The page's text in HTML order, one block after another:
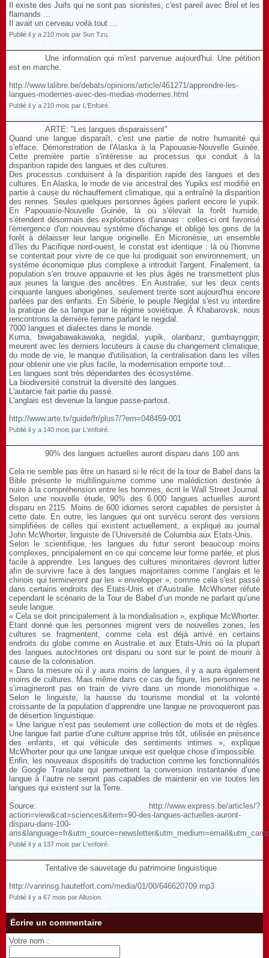
Il existe des Juifs qui ne sont pas sionistes, c'est pareil avec Brel et les
flamands ...
Il avait un cerveau voilà tout ...
Publié il y a 210 mois par Sun Tzu.
Une information qui m'est parvenue aujourd'hui. Une pétition
est en marche.
http://www.lalibre.be/debats/opinions/article/461271/apprendre-les-
langues-modernes-avec-des-medias-modernes.html
Publié il y a 210 mois par L'Enfoiré.
ARTE: "Les langues disparaissent"
Quand une langue disparaît, c'est une partie de notre humanité qui
s'efface. Démonstration de l'Alaska à la Papouasie-Nouvelle Guinée.
Cette première partie s'intéresse au processus qui conduit à la
disparition rapide des langues et des cultures.
Des processus conduisent à la disparition rapide des langues et des
cultures. En Alaska, le mode de vie ancestral des Yupiks est modifié en
partie à cause du réchauffement climatique, qui a entraîné la disparition
des rennes. Seules quelques personnes âgées parlent encore le yupik.
En Papouasie-Nouvelle Guinée, là où s'élevait la forêt humide,
s'étendent désormais des exploitations d'ananas : celles-ci ont favorisé
l'émergence d'un nouveau système d'échange et obligé les gens de la
forêt à délaisser leur langue originelle. En Micronésie, un ensemble
d’îles du Pacifique nord-ouest, le constat est identique : là où l'homme
se contentait pour vivre de ce que lui prodiguait son environnement, un
système économique plus complexe a introduit l'argent. Finalement, la
population s'en trouve appauvrie et les plus âgés ne transmettent plus
aux jeunes la langue des ancêtres. En Australie, sur les deux cents
cinquante langues aborigènes, seulement trente sont aujourd'hui encore
parlées par des enfants. En Sibérie, le peuple Negidal s'est vu interdire
la pratique de sa langue par le régime soviétique. À Khabarovsk, nous
rencontrons la dernière femme parlant le negidal.
7000 langues et dialectes dans le monde.
Kuma, biwigabawakawaka, negidal, yupik, olanbanz, gumbaynggirr,
meurent avec les derniers locuteurs à cause du changement climatique,
du mode de vie, le manque d'utilisation, la centralisation dans les villes
pour obtenir une vie plus facile, la modernisation emporte tout...
Les langues sont très dépendantes des écosystème.
La biodiversité construit la diversité des langues.
L'autarcie fait partie du passé.
L'anglais est devenue la langue passe-partout.
http://www.arte.tv/guide/fr/plus7/?em=048459-001
Publié il y a 140 mois par L'enfoiré.
90% des langues actuelles auront disparu dans 100 ans
Cela ne semble pas être un hasard si le récit de la tour de Babel dans la
Bible présente le multilinguisme comme une malédiction destinée à
nuire à la compréhension entre les hommes, écrit le Wall Street Journal.
Selon une nouvelle étude, 90% des 6.000 langues actuelles auront
disparu en 2115. Moins de 600 idiomes seront capables de persister à
cette date. En outre, les langues qui ont survécu seront des versions
simplifiées de celles qui existent actuellement, a expliqué au journal
John McWhorter, linguiste de l’Université de Columbia aux Etats-Unis.
Selon le scientifique, les langues du futur seront beaucoup moins
complexes, principalement en ce qui concerne leur forme parlée, et plus
facile à apprendre. Les langues des cultures minoritaires devront lutter
afin de survivre face à des langues majoritaires comme l’anglais et le
chinois qui termineront par les « envelopper », comme cela s'est passé
dans certains endroits des Etats-Unis et d’Australie. McWhorter réfute
cependant le scénario de la Tour de Babel d’un monde ne parlant qu’une
seule langue.
« Cela se doit principalement à la mondialisation », explique McWhorter.
Etant donné que les personnes migrent vers de nouvelles zones, les
cultures se fragmentent, comme cela est déjà arrivé en certains
endroits du globe comme en Australie et aux Etats-Unis où la plupart
des langues autochtones ont disparu ou sont sur le point de mourir à
cause de la colonisation.
« Dans la mesure où il y aura moins de langues, il y a aura également
moins de cultures. Mais même dans ce cas de figure, les personnes ne
s’imagineront pas en train de vivre dans un monde monolithique ».
Selon le linguiste, la hausse du tourisme mondial et la volonté
croissante de la population d’apprendre une langue ne provoqueront pas
de désertion linguistique.
« Une langue n’est pas seulement une collection de mots et de règles.
Une langue fait partie d’une culture apprise très tôt, utilisée en présence
des enfants, et qui véhicule des sentiments intimes », explique
McWhorter pour qui une langue unique est quelque chose d’impossible.
Enfin, les nouveaux dispositifs de traduction comme les fonctionnalités
de Google Translate qui permettent la conversion instantanée d’une
langue à l’autre ne seront pas capables de maintenir en vie toutes les
langues qui existent sur la Terre.
Source:
http://www.express.be/articles/?
action=view&cat=sciences&item=90-des-langues-actuelles-auront-
disparu-dans-100-
Publié il y a 137 mois par L'enfoiré.
Tentative de sauvetage du patrimoine linguistique
http://vanrinsg.hautetfort.com/media/01/00/646620709.mp3
Publié il y a 67 mois par Allusion.
Écrire un commentaire
Votre nom :